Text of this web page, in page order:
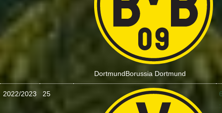
DortmundBorussia Dortmund
2022/2023 25
: